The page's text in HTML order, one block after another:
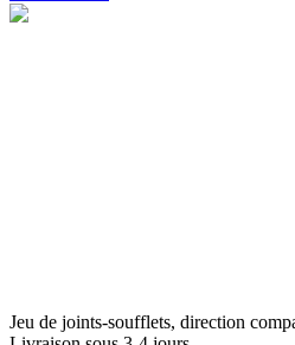
Jeu de joints-soufflets, direction